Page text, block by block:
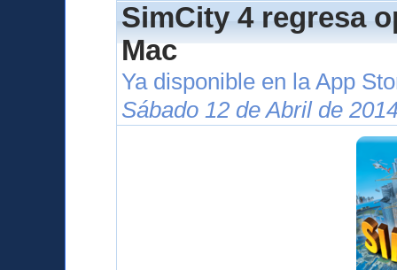
SimCity 4 regresa
Mac
Ya disponible en la App
Sábado 12 de Abril de